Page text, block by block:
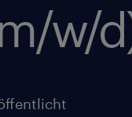
w/